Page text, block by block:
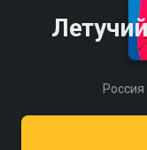
Россия